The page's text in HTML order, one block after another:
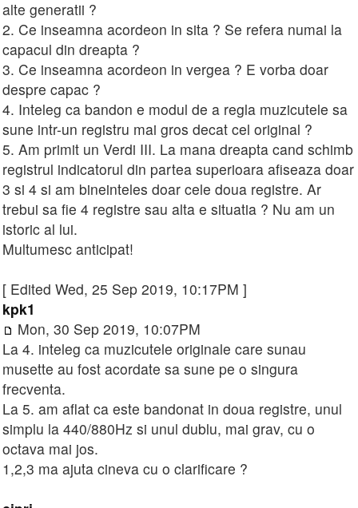
alte generatii ?
2. Ce inseamna acordeon in sita ? Se refera numai la
capacul din dreapta ?
3. Ce inseamna acordeon in vergea ? E vorba doar
despre capac ?
4. Inteleg ca bandon e modul de a regla muzicutele sa
sune intr-un registru mai gros decat cel original ?
5. Am primit un Verdi III. La mana dreapta cand schimb
registrul indicatorul din partea superioara afiseaza doar
3 si 4 si am bineinteles doar cele doua registre. Ar
trebui sa fie 4 registre sau alta e situatia ? Nu am un
istoric al lui.
Multumesc anticipat!
[ Edited Wed, 25 Sep 2019, 10:17PM ]
kpk1
Mon, 30 Sep 2019, 10:07PM
La 4. inteleg ca muzicutele originale care sunau
musette au fost acordate sa sune pe o singura
frecventa.
La 5. am aflat ca este bandonat in doua registre, unul
simplu la 440/880Hz si unul dublu, mai grav, cu o
octava mai jos.
1,2,3 ma ajuta cineva cu o clarificare ?